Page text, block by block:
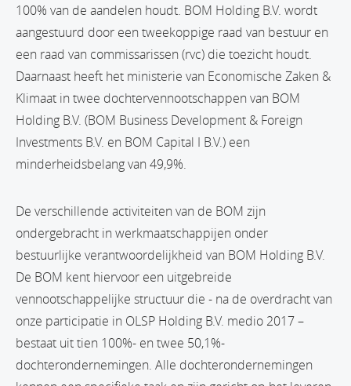
100% van de aandelen houdt. BOM Holding B.V. wordt
aangestuurd door een tweekoppige raad van bestuur en
een raad van commissarissen (rvc) die toezicht houdt.
Daarnaast heeft het ministerie van Economische Zaken &
Klimaat in twee dochtervennootschappen van BOM
Holding B.V. (BOM Business Development & Foreign
Investments B.V. en BOM Capital I B.V.) een
minderheidsbelang van 49,9%.
De verschillende activiteiten van de BOM zijn
ondergebracht in werkmaatschappijen onder
bestuurlijke verantwoordelijkheid van BOM Holding B.V.
De BOM kent hiervoor een uitgebreide
vennootschappelijke structuur die - na de overdracht van
onze participatie in OLSP Holding B.V. medio 2017 –
bestaat uit tien 100%- en twee 50,1%-
dochterondernemingen. Alle dochterondernemingen